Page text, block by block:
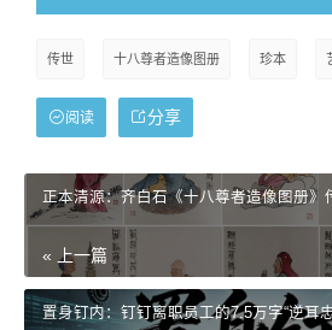
传世 十八尊者造像图册 珍本
分享
阅读
正本清源：齐白石《十八尊者造像图册》
« 上一篇
置身钉内：钉钉离职员工的7.5万字“逆耳